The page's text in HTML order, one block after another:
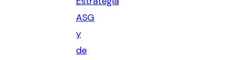
ASG
y
de